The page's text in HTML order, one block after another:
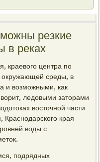
резкие
в реках
краевого центра по
окружающей среды, в
и возможными, как
ледовыми заторами
восточной части
Краснодарского края
воды с
подрядных